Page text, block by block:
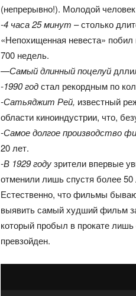
(непрерывно!). Молодой
-4 часа 25 минут – столько
«Непохищенная невеста»
700 недель.
—Самый длинный поцелуй
-1990 годстал рекордным по
-Сатьяджит Рей, известный
области киноиндустрии, что,
-Самое долгое производство
20 лет.
-В 1929 годузрители впервые
отменили лишь спустя более 50
Естественно, что фильмы
выявить самый худший фильм
который пробыл в прокате
превзойден.